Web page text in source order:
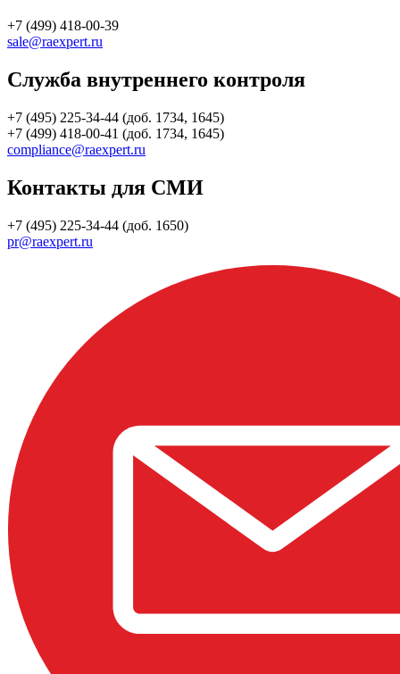
+7 (499) 418-00-39
sale@raexpert.ru
Служба внутреннего контроля
+7 (495) 225-34-44 (доб. 1734, 1645)
+7 (499) 418-00-41 (доб. 1734, 1645)
compliance@raexpert.ru
Контакты для СМИ
+7 (495) 225-34-44 (доб. 1650)
pr@raexpert.ru